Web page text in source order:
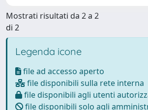
Mostrati risultati da 2 a 2
di 2
Legenda icone
file ad accesso aperto
file disponibili sulla rete interna
file disponibili agli utenti
file disponibili solo agli